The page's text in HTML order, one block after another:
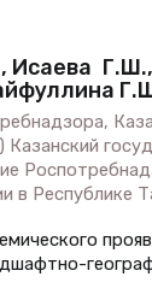
Исаева
в Республике